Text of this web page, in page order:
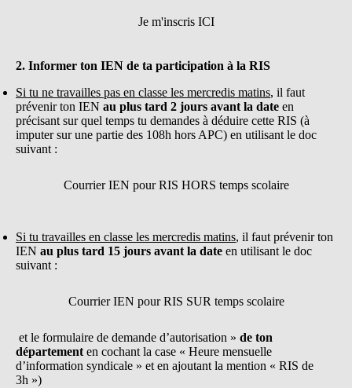
Je m'inscris ICI
2. Informer ton IEN de ta participation à la RIS
Si tu ne travailles pas en classe les mercredis matins, il faut
prévenir ton IEN au plus tard 2 jours avant la date en
précisant sur quel temps tu demandes à déduire cette RIS (à
imputer sur une partie des 108h hors APC) en utilisant le doc
suivant :
Courrier IEN pour RIS HORS temps scolaire
Si tu travailles en classe les mercredis matins, il faut prévenir ton
IEN au plus tard 15 jours avant la date en utilisant le doc
suivant :
Courrier IEN pour RIS SUR temps scolaire
et le formulaire de demande d’autorisation » de ton
département en cochant la case « Heure mensuelle
d’information syndicale » et en ajoutant la mention « RIS de
3h »)